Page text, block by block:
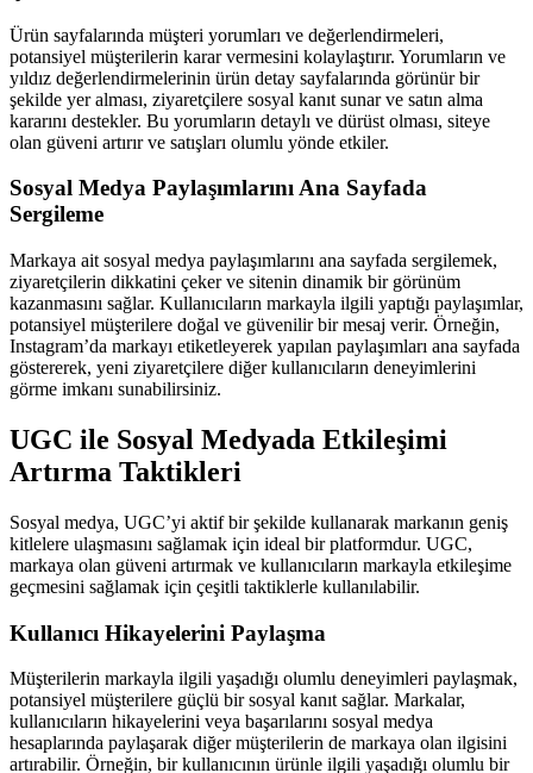
Ürün sayfalarında müşteri yorumları ve değerlendirmeleri,
potansiyel müşterilerin karar vermesini kolaylaştırır. Yorumların ve
yıldız değerlendirmelerinin ürün detay sayfalarında görünür bir
şekilde yer alması, ziyaretçilere sosyal kanıt sunar ve satın alma
kararını destekler. Bu yorumların detaylı ve dürüst olması, siteye
olan güveni artırır ve satışları olumlu yönde etkiler.
Sosyal Medya Paylaşımlarını Ana Sayfada
Sergileme
Markaya ait sosyal medya paylaşımlarını ana sayfada sergilemek,
ziyaretçilerin dikkatini çeker ve sitenin dinamik bir görünüm
kazanmasını sağlar. Kullanıcıların markayla ilgili yaptığı paylaşımlar,
potansiyel müşterilere doğal ve güvenilir bir mesaj verir. Örneğin,
Instagram’da markayı etiketleyerek yapılan paylaşımları ana sayfada
göstererek, yeni ziyaretçilere diğer kullanıcıların deneyimlerini
görme imkanı sunabilirsiniz.
UGC ile Sosyal Medyada Etkileşimi
Artırma Taktikleri
Sosyal medya, UGC’yi aktif bir şekilde kullanarak markanın geniş
kitlelere ulaşmasını sağlamak için ideal bir platformdur. UGC,
markaya olan güveni artırmak ve kullanıcıların markayla etkileşime
geçmesini sağlamak için çeşitli taktiklerle kullanılabilir.
Kullanıcı Hikayelerini Paylaşma
Müşterilerin markayla ilgili yaşadığı olumlu deneyimleri paylaşmak,
potansiyel müşterilere güçlü bir sosyal kanıt sağlar. Markalar,
kullanıcıların hikayelerini veya başarılarını sosyal medya
hesaplarında paylaşarak diğer müşterilerin de markaya olan ilgisini
artırabilir. Örneğin, bir kullanıcının ürünle ilgili yaşadığı olumlu bir